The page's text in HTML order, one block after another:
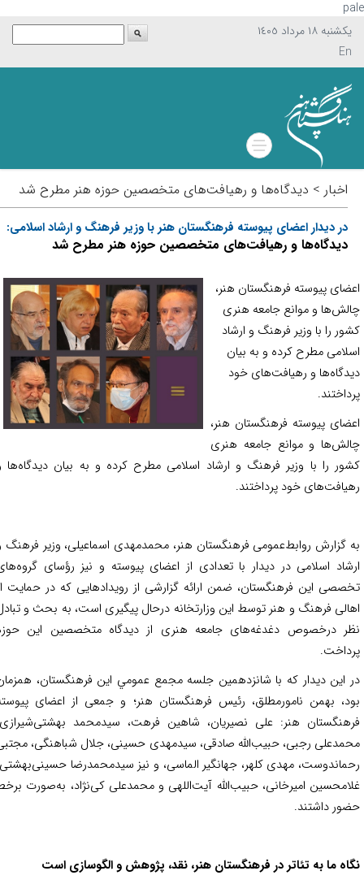
يکشنبه ١٨ مرداد ١٤٠٥
اخبار > دیدگاه‌ها و رهیافت‌های متخصصین حوزه هنر مطرح شد
در دیدار اعضای پیوسته فرهنگستان هنر با وزیر فرهنگ و ارشاد اسلامی:
دیدگاه‌ها و رهیافت‌های متخصصین حوزه هنر مطرح شد
پیوسته فرهنگستان هنر،
و موانع جامعه هنری
را با وزیر فرهنگ و ارشاد
مطرح کرده و به بیان
و رهیافت‌های خود
پیوسته فرهنگستان هنر،
و موانع جامعه هنری
را با وزیر فرهنگ و ارشاد اسلامی مطرح کرده و به بیان دیدگاه‌ها و
خود پرداختند.
گزارش روابط‌عمومی فرهنگستان هنر، محمدمهدی اسماعیلی، وزیر فرهنگ و
اسلامی در دیدار با تعدادی از اعضای پیوسته و نیز رؤسای گروه‌های
این فرهنگستان، ضمن ارائه گزارشی از رویدادهایی که در حمایت از
فرهنگ و هنر توسط این وزارتخانه درحال پیگیری است، به بحث و تبادل
درخصوص دغدغه‌های جامعه هنری از دیدگاه متخصصین این حوزه
این دیدار ‌که با شانزدهمین جلسه مجمع عمومي این فرهنگستان، همزمان
بهمن نامورمطلق، رئیس فرهنگستان هنر؛ و جمعی از اعضای پیوسته
هنر: علی نصیریان، شاهین فرهت، سیدمحمد بهشتی‌شیرازی،
رجبی، حبیب‌الله صادقی، سیدمهدی حسینی، جلال شباهنگی، مجتبی
مهدی کلهر، جهانگیر الماسی، و نیز سیدمحمدرضا حسینی‌بهشتی،
امیرخانی، حبیب‌الله آیت‌اللهی و محمد‌علی کی‌نژاد، به‌صورت برخط
داشتند.
ما به تئاتر در فرهنگستان هنر، نقد، پژوهش و الگوسازی است